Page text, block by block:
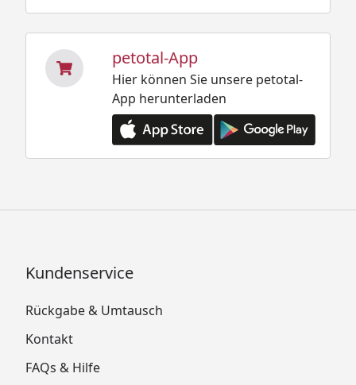
petotal-App
Hier können Sie unsere petotal-
App herunterladen
Kundenservice
Rückgabe & Umtausch
Kontakt
FAQs & Hilfe